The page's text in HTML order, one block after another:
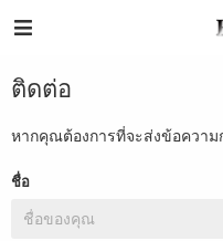
ติดต่อ
หากคุณต้องการที่จะส่งข้อควา
ชื่อ